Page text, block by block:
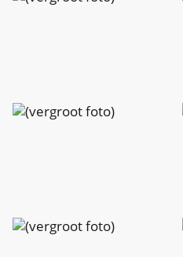
Charlotte
Charlotte